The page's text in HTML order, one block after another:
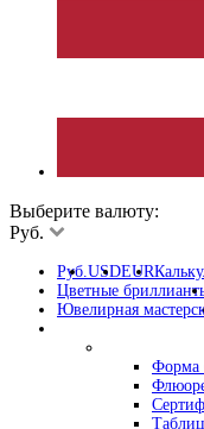
Выберите валюту:
Руб.
Руб.USDEUR
Цветные
Ювелирная
Форма